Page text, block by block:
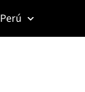
Perú